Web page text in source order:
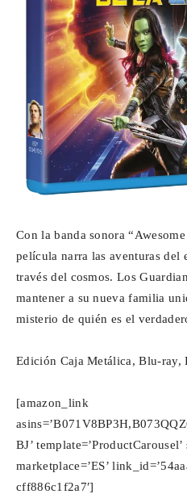
Con la banda sonora
película narra las aventuras del
través del cosmos. Los
mantener a su nueva familia
misterio de quién es el
Edición Caja Metálica, Blu-
[amazon_link
BJ’
marketplace=’ES’
cff886c1f2a7′]